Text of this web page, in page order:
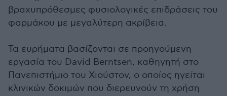
βραχυπρόθεσμες φυσιολογικές επιδράσεις του
φαρμάκου με μεγαλύτερη ακρίβεια.
Τα ευρήματα βασίζονται σε προηγούμενη
εργασία του David Berntsen, καθηγητή στο
Πανεπιστήμιο του Χιούστον, ο οποίος ηγείται
κλινικών δοκιμών που διερευνούν τη χρήση